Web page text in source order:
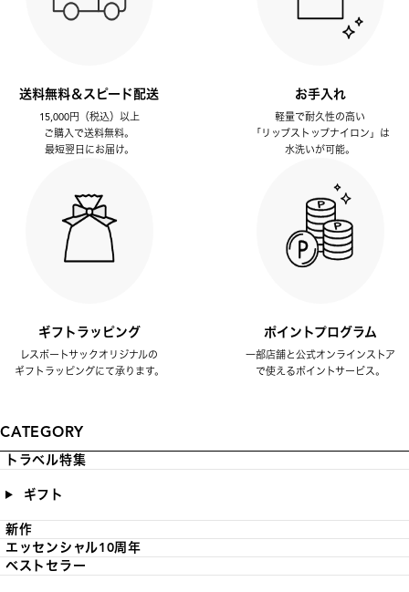
送料無料＆スピード配送
15,000円（税込）以上
ご購入で送料無料。
最短翌日にお届け。
お手入れ
軽量で耐久性の高い
「リップストップナイロン」は
水洗いが可能。
ギフトラッピング
レスポートサックオリジナルの
ギフトラッピングにて承ります。
ポイントプログラム
一部店舗と公式オンラインストア
で使えるポイントサービス。
CATEGORY
トラベル特集
ギフト
新作
エッセンシャル10周年
ベストセラー